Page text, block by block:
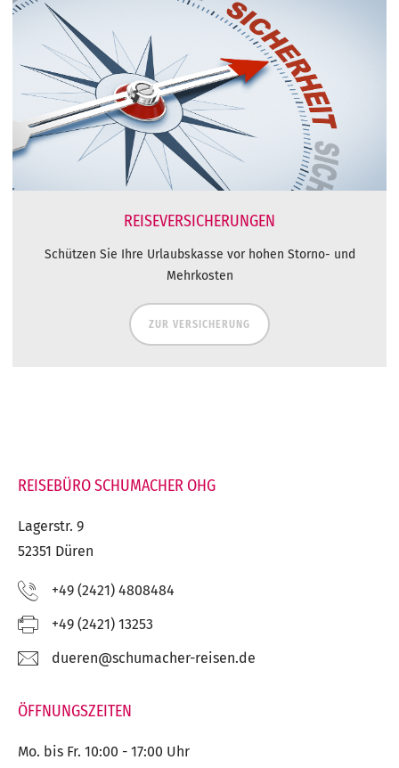
REISEVERSICHERUNGEN
Schützen Sie Ihre Urlaubskasse vor hohen Storno- und
Mehrkosten
ZUR VERSICHERUNG
REISEBÜRO SCHUMACHER OHG
Lagerstr. 9
52351 Düren
Telefon:
+49 (2421) 4808484
Fax:+49 (2421) 13253
E-
ed.nesier-rehcamuhcs@nereud
ÖFFNUNGSZEITEN
Mo. bis Fr. 10:00 - 17:00 Uhr